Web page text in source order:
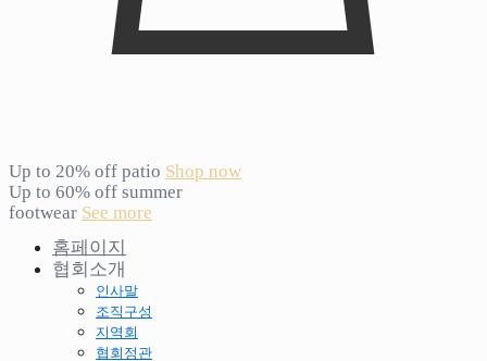
Up to 20% off patio Shop now
Up to 60% off summer
footwear See more
홈페이지
협회소개
인사말
조직구성
지역회
협회정관